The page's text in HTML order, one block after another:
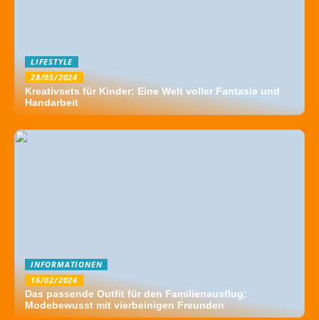
LIFESTYLE
28/05/2024
Kreativsets für Kinder: Eine Welt voller Fantasie und
Handarbeit
INFORMATIONEN
16/02/2024
Das passende Outfit für den Familienausflug:
Modebewusst mit vierbeinigen Freunden